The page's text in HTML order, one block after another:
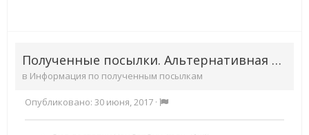
Полученные посылки. Альтернативная доставка
в Информация по полученным посылкам
Опубликовано: 30 июня, 2017 ·